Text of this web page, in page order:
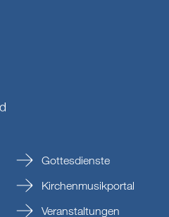
Gottesdienste
Kirchenmusikportal
Veranstaltungen